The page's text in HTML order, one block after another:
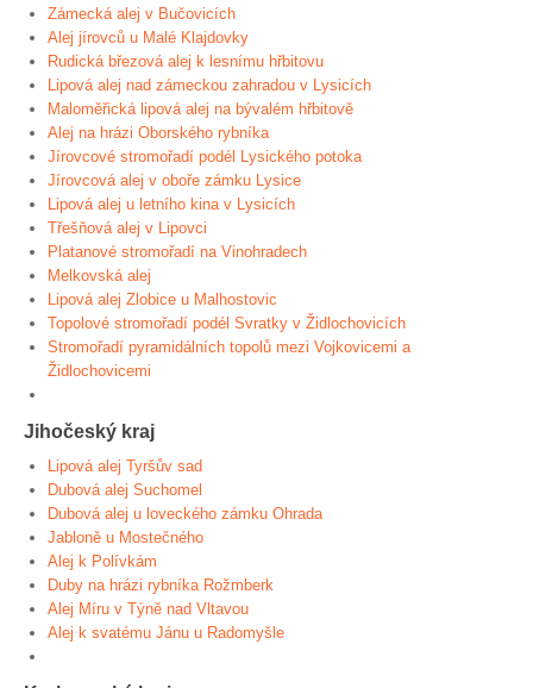
Zámecká alej v Bučovicích
Alej jírovců u Malé Klajdovky
Rudická březová alej k lesnímu hřbitovu
Lipová alej nad zámeckou zahradou v Lysicích
Maloměřická lipová alej na bývalém hřbitově
Alej na hrázi Oborského rybníka
Jírovcové stromořadí podél Lysického potoka
Jírovcová alej v oboře zámku Lysice
Lipová alej u letního kina v Lysicích
Třešňová alej v Lipovci
Platanové stromořadí na Vinohradech
Melkovská alej
Lipová alej Zlobice u Malhostovic
Topolové stromořadí podél Svratky v Židlochovicích
Stromořadí pyramidálních topolů mezi Vojkovicemi a
Židlochovicemi
Jihočeský kraj
Lipová alej Tyršův sad
Dubová alej Suchomel
Dubová alej u loveckého zámku Ohrada
Jabloně u Mostečného
Alej k Polívkám
Duby na hrázi rybníka Rožmberk
Alej Míru v Týně nad Vltavou
Alej k svatému Jánu u Radomyšle